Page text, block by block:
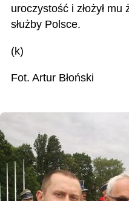
uroczystość i złożył
służby Polsce.
(k)
Fot. Artur Błoński